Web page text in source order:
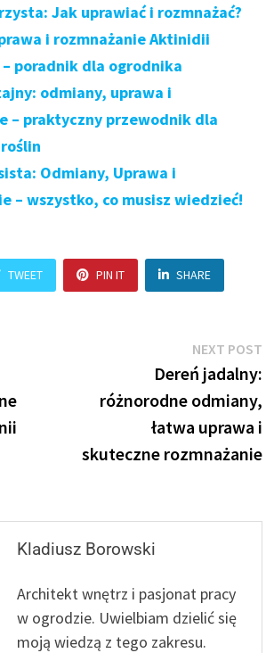
Jak uprawiać i rozmnażać?
i rozmnażanie Aktinidii
poradnik dla ogrodnika
odmiany, uprawa i
– praktyczny przewodnik dla
Odmiany, Uprawa i
– wszystko, co musisz wiedzieć!
TWEET PIN IT SHARE
NEXT POST
Dereń jadalny:
różnorodne odmiany,
łatwa uprawa i
skuteczne rozmnażanie
Kladiusz Borowski
Architekt wnętrz i pasjonat pracy
w ogrodzie. Uwielbiam dzielić się
moją wiedzą z tego zakresu.